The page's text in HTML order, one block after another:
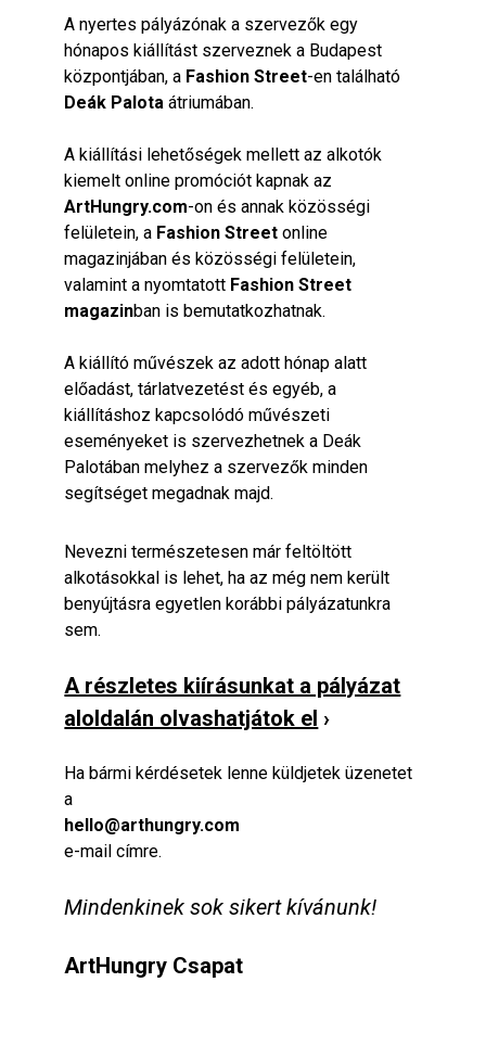
A nyertes pályázónak a szervezők egy
hónapos kiállítást szerveznek a Budapest
központjában, a Fashion Street-en található
Deák Palota átriumában.
A kiállítási lehetőségek mellett az alkotók
kiemelt online promóciót kapnak az
ArtHungry.com-on és annak közösségi
felületein, a Fashion Street online
magazinjában és közösségi felületein,
valamint a nyomtatott Fashion Street
magazinban is bemutatkozhatnak.
A kiállító művészek az adott hónap alatt
előadást, tárlatvezetést és egyéb, a
kiállításhoz kapcsolódó művészeti
eseményeket is szervezhetnek a Deák
Palotában melyhez a szervezők minden
segítséget megadnak majd.
Nevezni természetesen már feltöltött
alkotásokkal is lehet, ha az még nem került
benyújtásra egyetlen korábbi pályázatunkra
sem.
A részletes kiírásunkat a pályázat
aloldalán olvashatjátok el ›
Ha bármi kérdésetek lenne küldjetek üzenetet
a
hello@arthungry.com
e-mail címre.
Mindenkinek sok sikert kívánunk!
ArtHungry Csapat